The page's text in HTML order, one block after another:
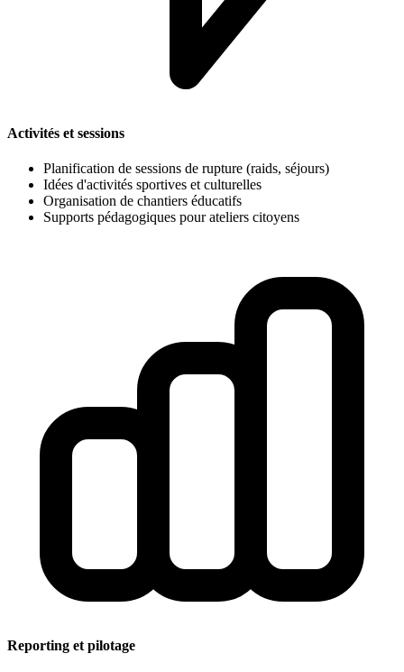
Activités et sessions
Planification de sessions de rupture (raids, séjours)
Idées d'activités sportives et culturelles
Organisation de chantiers éducatifs
Supports pédagogiques pour ateliers citoyens
Reporting et pilotage